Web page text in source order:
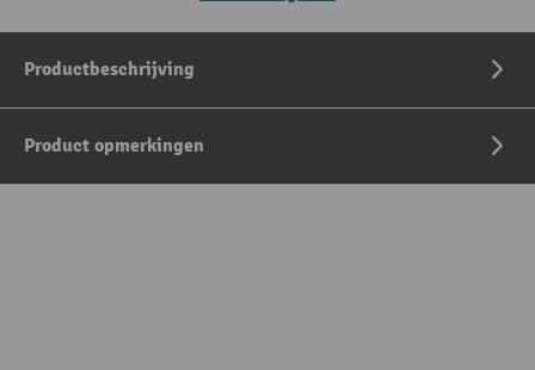
Productbeschrijving
Product opmerkingen